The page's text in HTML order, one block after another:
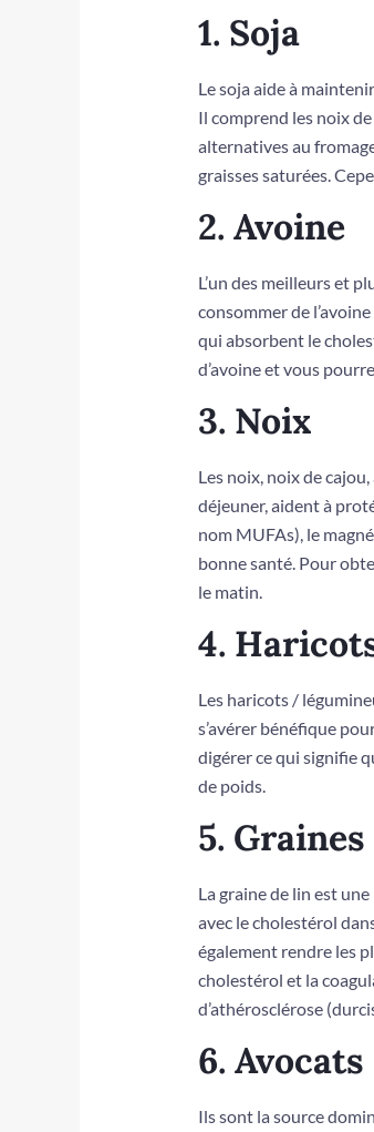
1. Soja
Le soja aide à
Il comprend les noix
alternatives au
graisses saturées.
2. Avoine
L’un des meilleurs et
consommer de
qui absorbent le
d’avoine et vous
3. Noix
Les noix, noix de
déjeuner, aident à
nom MUFAs), le
bonne santé. Pour
le matin.
4.
Les haricots /
s’avérer bénéfique
digérer ce qui signifie
de poids.
5.
La graine de lin est
avec le cholestérol
également rendre les
cholestérol et la
d’athérosclérose
6. Avocats
Ils sont la source